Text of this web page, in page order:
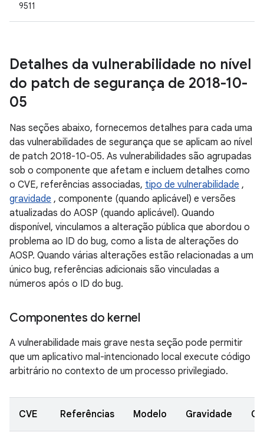
9511
Detalhes da vulnerabilidade no nível
do patch de segurança de 2018-10-
05
Nas seções abaixo, fornecemos detalhes para cada uma
das vulnerabilidades de segurança que se aplicam ao nível
de patch 2018-10-05. As vulnerabilidades são agrupadas
sob o componente que afetam e incluem detalhes como
o CVE, referências associadas, tipo de vulnerabilidade ,
gravidade , componente (quando aplicável) e versões
atualizadas do AOSP (quando aplicável). Quando
disponível, vinculamos a alteração pública que abordou o
problema ao ID do bug, como a lista de alterações do
AOSP. Quando várias alterações estão relacionadas a um
único bug, referências adicionais são vinculadas a
números após o ID do bug.
Componentes do kernel
A vulnerabilidade mais grave nesta seção pode permitir
que um aplicativo mal-intencionado local execute código
arbitrário no contexto de um processo privilegiado.
CVE Referências Modelo Gravidade